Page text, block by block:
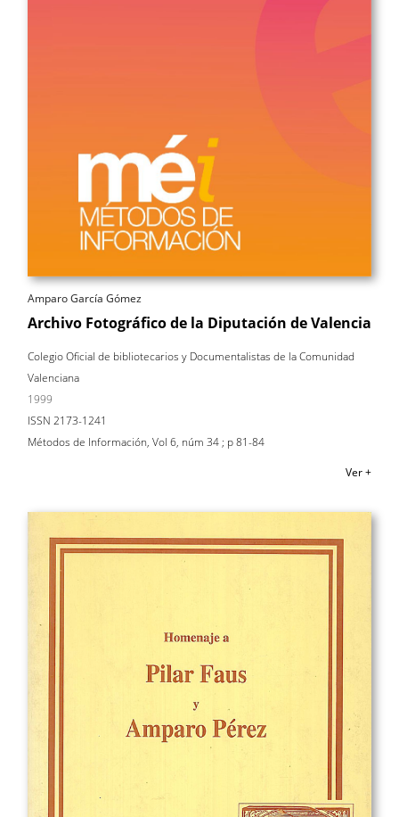
Amparo García Gómez
Archivo Fotográfico de la Diputación de Valencia
Colegio Oficial de bibliotecarios y Documentalistas de la Comunidad
Valenciana
1999
ISSN 2173-1241
Métodos de Información, Vol 6, núm 34 ; p 81-84
Ver +